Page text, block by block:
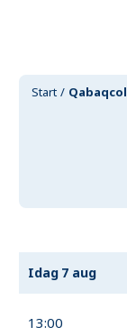
Start Qabaqcol
Idag 7 aug
13:00